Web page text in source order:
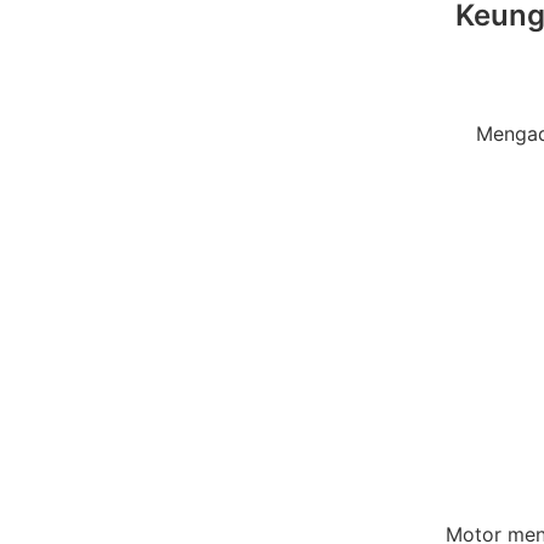
Motor